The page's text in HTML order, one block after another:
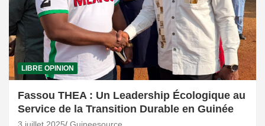
LIBRE OPINION
Fassou THEA : Un Leadership Écologique au
Service de la Transition Durable en Guinée